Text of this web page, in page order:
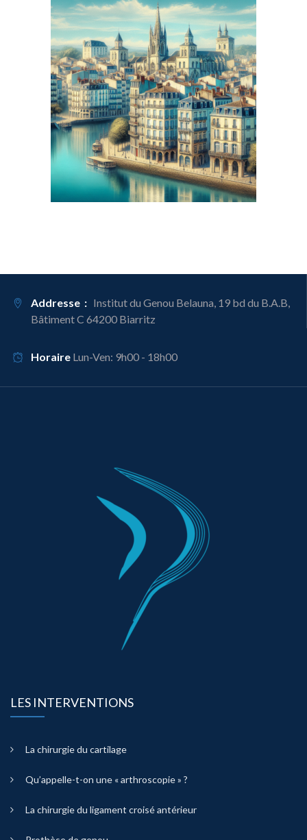
Addresse : Institut du Genou Belauna, 19 bd du B.A.B,
Bâtiment C 64200 Biarritz
Horaire Lun-Ven: 9h00 - 18h00
LES INTERVENTIONS
La chirurgie du cartilage
Qu’appelle-t-on une « arthroscopie » ?
La chirurgie du ligament croisé antérieur